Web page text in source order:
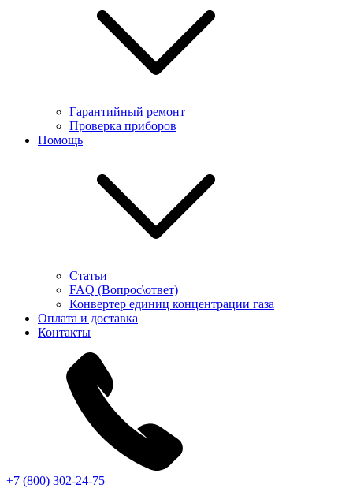
Гарантийный ремонт
Проверка приборов
Помощь
Статьи
FAQ (Вопрос\ответ)
Конвертер единиц концентрации газа
Оплата и доставка
Контакты
+7 (800) 302-24-75